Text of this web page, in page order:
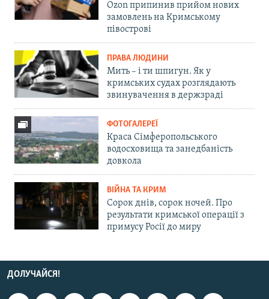
Ozon припинив прийом нових
замовлень на Кримському
півострові
ПРАВА ЛЮДИНИ
Мить – і ти шпигун. Як у
кримських судах розглядають
звинувачення в держзраді
ФОТОГАЛЕРЕЇ
Краса Сімферопольського
водосховища та занедбаність
довкола
ВІЙНА ТА КРИМ
Сорок днів, сорок ночей. Про
результати кримської операції з
примусу Росії до миру
ДОЛУЧАЙСЯ!